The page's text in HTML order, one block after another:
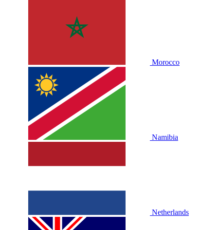
Morocco
Namibia
Netherlands